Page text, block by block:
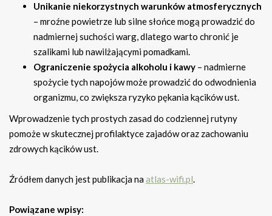
Unikanie niekorzystnych warunków atmosferycznych
– mroźne powietrze lub silne słońce mogą prowadzić do
nadmiernej suchości warg, dlatego warto chronić je
szalikami lub nawilżającymi pomadkami.
Ograniczenie spożycia alkoholu i kawy – nadmierne
spożycie tych napojów może prowadzić do odwodnienia
organizmu, co zwiększa ryzyko pękania kącików ust.
Wprowadzenie tych prostych zasad do codziennej rutyny
pomoże w skutecznej profilaktyce zajadów oraz zachowaniu
zdrowych kącików ust.
Źródłem danych jest publikacja naatlas-wifi.pl.
Powiązane wpisy: